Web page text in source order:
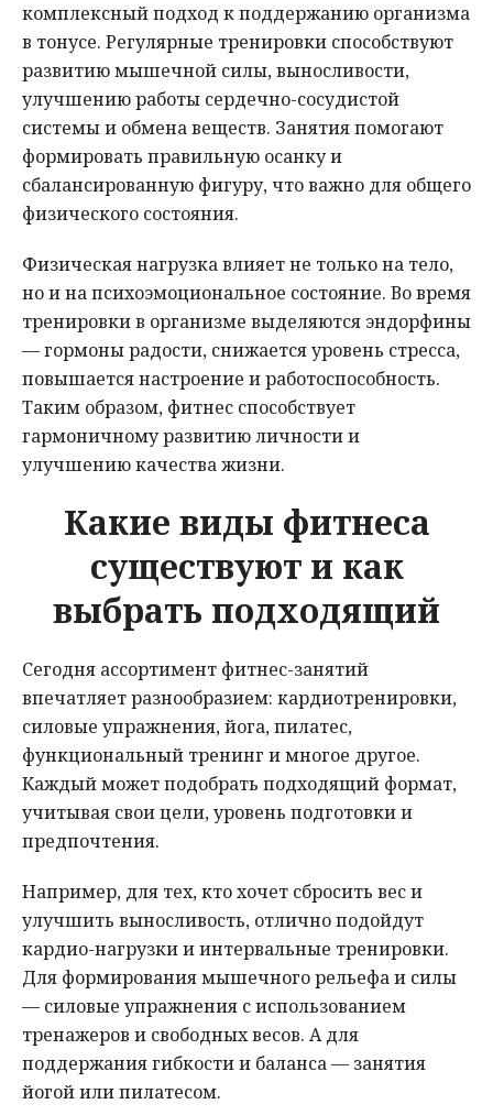
комплексный подход к поддержанию организма
в тонусе. Регулярные тренировки способствуют
развитию мышечной силы, выносливости,
улучшению работы сердечно-сосудистой
системы и обмена веществ. Занятия помогают
формировать правильную осанку и
сбалансированную фигуру, что важно для общего
физического состояния.
Физическая нагрузка влияет не только на тело,
но и на психоэмоциональное состояние. Во время
тренировки в организме выделяются эндорфины
— гормоны радости, снижается уровень стресса,
повышается настроение и работоспособность.
Таким образом, фитнес способствует
гармоничному развитию личности и
улучшению качества жизни.
Какие виды фитнеса
существуют и как
выбрать подходящий
Сегодня ассортимент фитнес-занятий
впечатляет разнообразием: кардиотренировки,
силовые упражнения, йога, пилатес,
функциональный тренинг и многое другое.
Каждый может подобрать подходящий формат,
учитывая свои цели, уровень подготовки и
предпочтения.
Например, для тех, кто хочет сбросить вес и
улучшить выносливость, отлично подойдут
кардио-нагрузки и интервальные тренировки.
Для формирования мышечного рельефа и силы
— силовые упражнения с использованием
тренажеров и свободных весов. А для
поддержания гибкости и баланса — занятия
йогой или пилатесом.